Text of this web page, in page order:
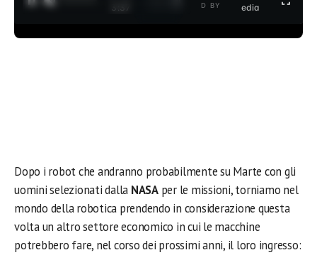
3:37
D BY
edia
Dopo i robot che andranno probabilmente su Marte con gli
uomini selezionati dalla NASAper le missioni, torniamo nel
mondo della robotica prendendo in considerazione questa
volta un altro settore economico in cui le macchine
potrebbero fare, nel corso dei prossimi anni, il loro ingresso: